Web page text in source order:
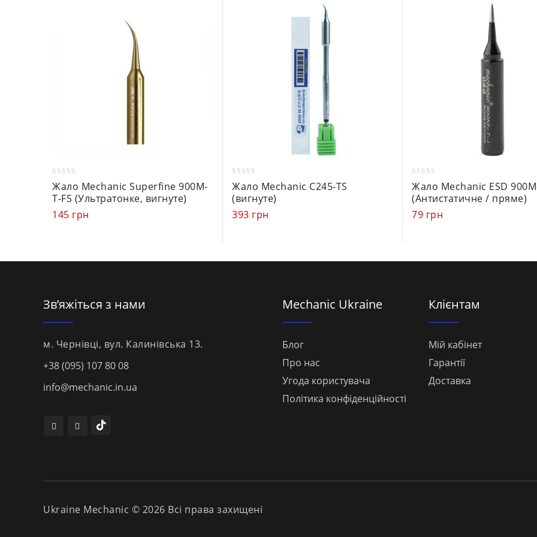
out
of
5
Жало Mechanic Superfine 900M-
T-FS (Ультратонке, вигнуте)
145 грн
out
of
5
Жало Mechanic C245-TS
(вигнуте)
393 грн
out
of
5
Жало Mechanic ESD
(Антистатичне / пряме)
79 грн
Зв’яжіться з нами
м. Чернівці, вул. Калинівська 13.
+38 (095) 107 80 08
info@mechanic.in.ua
Mechanic Ukraine
Блог
Про нас
Угода користувача
Політика конфіденційності
Клієнтам
Мій кабінет
Гарантії
Доставка
Ukraine Mechanic © 2026 Всі права захищені